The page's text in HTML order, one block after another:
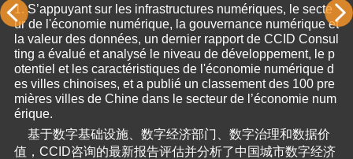
1. S’appuyant sur les infrastructures numériques, le secte
ur de l'économie numérique, la gouvernance numérique et
la valeur des données, un dernier rapport de CCID Consul
ting a évalué et analysé le niveau de développement, le p
otentiel et les caractéristiques de l'économie numérique d
es villes chinoises, et a publié un classement des 100 pre
mières villes de Chine dans le secteur de l’économie num
érique.
基于数字基础设施、数字经济部门、数字治理和数据价
值，CCID咨询的最新报告评估并分析了中国城市数字经济